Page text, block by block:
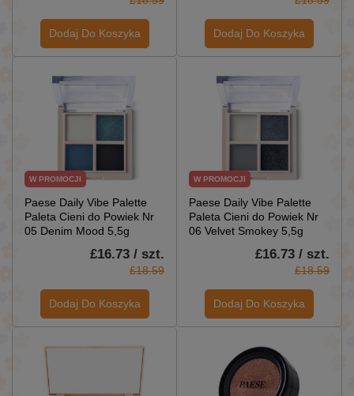
Dodaj Do Koszyka Dodaj Do Koszyka
W PROMOCJI
Paese Daily Vibe Palette
Paleta Cieni do Powiek Nr
05 Denim Mood 5,5g
£16.73 / szt.
£18.59
Dodaj Do Koszyka
W PROMOCJI
Paese Daily Vibe Palette
Paleta Cieni do Powiek Nr
06 Velvet Smokey 5,5g
£16.73 / szt.
£18.59
Dodaj Do Koszyka